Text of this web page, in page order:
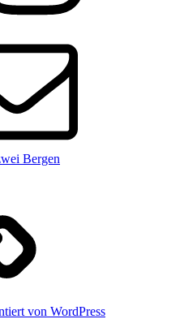
Bergen
von WordPress